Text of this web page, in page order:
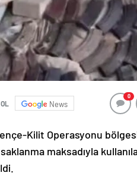
News
0
Kilit Operasyonu
maksadıyla